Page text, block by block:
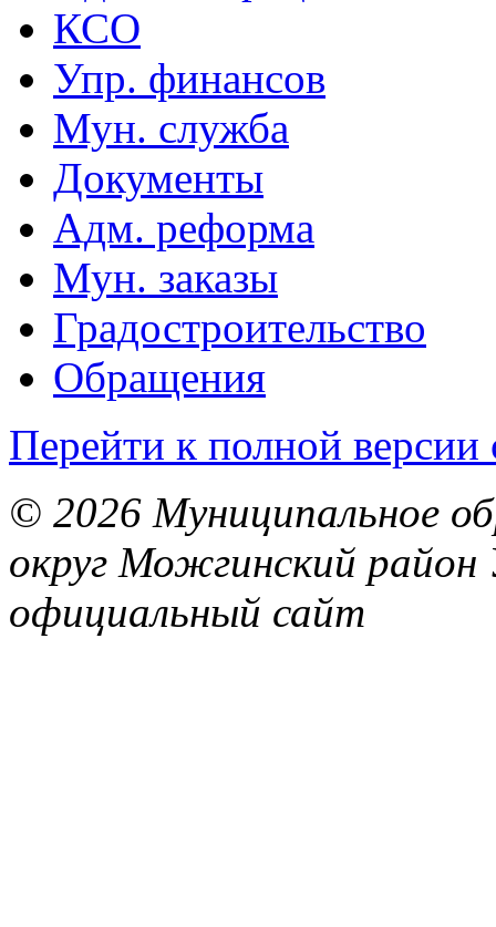
КСО
Упр. финансов
Мун. служба
Документы
Адм. реформа
Мун. заказы
Градостроительство
Обращения
Перейти к полной версии
© 2026 Муниципальное
округ Можгинский район
официальный сайт